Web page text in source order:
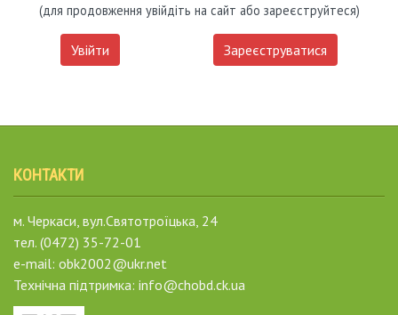
(для продовження увійдіть на сайт або зареєструйтеся)
Увійти Зареєструватися
КОНТАКТИ
м. Черкаси, вул.Святотроїцька, 24
тел. (0472) 35-72-01
e-mail: obk2002@ukr.net
Технічна підтримка: info@chobd.ck.ua